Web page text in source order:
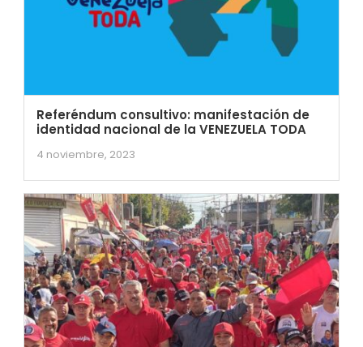
Referéndum consultivo: manifestación de
identidad nacional de la VENEZUELA TODA
4 noviembre, 2023